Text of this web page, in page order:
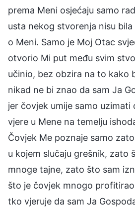
prema Meni osjećaju samo
usta nekog stvorenja nisu
o Meni. Samo je Moj Otac
otvorio Mi put među svim
učinio, bez obzira na to kako
nikad ne bi znao da sam Ja
jer čovjek umije samo uzimati
vjere u Mene na temelju
Čovjek Me poznaje samo
u kojem slučaju grešnik, zato
mnoge tajne, zato što sam
što je čovjek mnogo
tko vjeruje da sam Ja